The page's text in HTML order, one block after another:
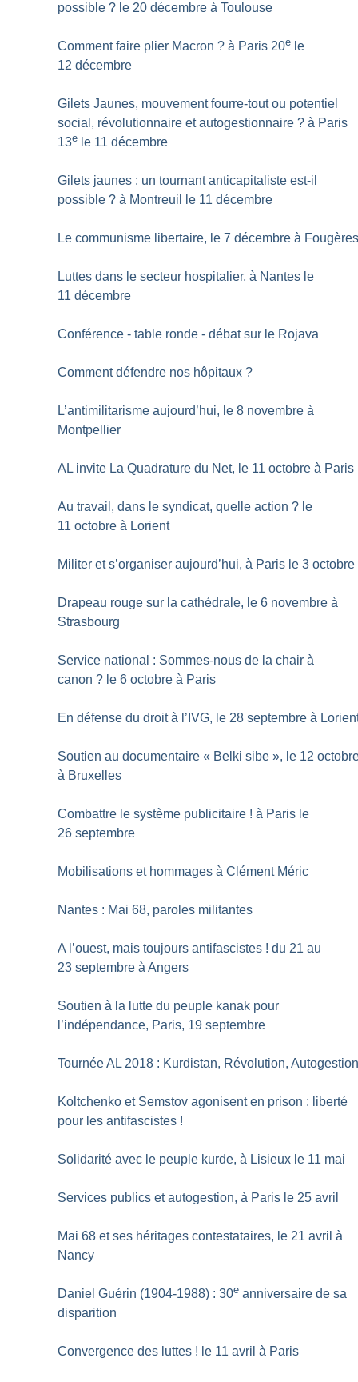
possible ? le 20 décembre à Toulouse
Comment faire plier Macron ? à Paris 20e le
12 décembre
Gilets Jaunes, mouvement fourre-tout ou potentiel
social, révolutionnaire et autogestionnaire ? à Paris
13e le 11 décembre
Gilets jaunes : un tournant anticapitaliste est-il
possible ? à Montreuil le 11 décembre
Le communisme libertaire, le 7 décembre à
Luttes dans le secteur hospitalier, à Nantes le
11 décembre
Conférence - table ronde - débat sur le Rojava
Comment défendre nos hôpitaux ?
L’antimilitarisme aujourd’hui, le 8 novembre à
Montpellier
AL invite La Quadrature du Net, le 11 octobre à Paris
Au travail, dans le syndicat, quelle action ? le
11 octobre à Lorient
Militer et s’organiser aujourd’hui, à Paris le 3 octobre
Drapeau rouge sur la cathédrale, le 6 novembre à
Strasbourg
Service national : Sommes-nous de la chair à
canon ? le 6 octobre à Paris
En défense du droit à l’IVG, le 28 septembre à
Soutien au documentaire « Belki sibe », le 12
à Bruxelles
Combattre le système publicitaire ! à Paris le
26 septembre
Mobilisations et hommages à Clément Méric
Nantes : Mai 68, paroles militantes
A l’ouest, mais toujours antifascistes ! du 21 au
23 septembre à Angers
Soutien à la lutte du peuple kanak pour
l’indépendance, Paris, 19 septembre
Tournée AL 2018 : Kurdistan, Révolution,
Koltchenko et Semstov agonisent en prison : liberté
pour les antifascistes !
Solidarité avec le peuple kurde, à Lisieux le 11 mai
Services publics et autogestion, à Paris le 25 avril
Mai 68 et ses héritages contestataires, le 21 avril à
Nancy
Daniel Guérin (1904-1988) : 30e anniversaire de sa
disparition
Convergence des luttes ! le 11 avril à Paris